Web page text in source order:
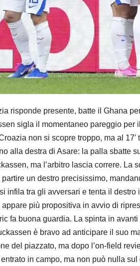
risponde presente, batte il Ghana
sigla il momentaneo pareggio
non si scopre troppo, ma al
alla destra di Asare: la palla sbatte
ma l’arbitro lascia correre.
un destro precisissimo,
infila tra gli avversari e tenta il
più propositiva in avvio di
fa buona guardia. La spinta in
è bravo ad anticipare il suo
del piazzato, ma dopo l’on-field
in campo, ma non può nulla